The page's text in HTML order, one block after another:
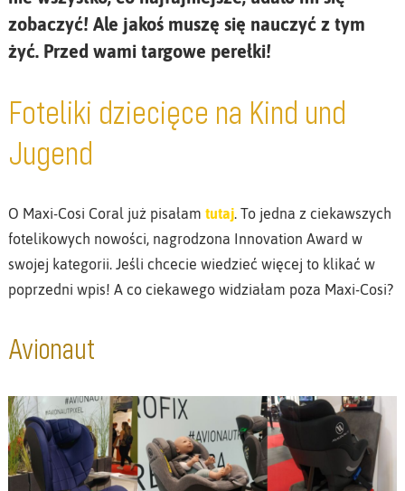
zobaczyć! Ale jakoś muszę się nauczyć z tym
żyć. Przed wami targowe perełki!
Foteliki dziecięce na Kind und
Jugend
O Maxi-Cosi Coral już pisałam tutaj. To jedna z ciekawszych
fotelikowych nowości, nagrodzona Innovation Award w
swojej kategorii. Jeśli chcecie wiedzieć więcej to klikać w
poprzedni wpis! A co ciekawego widziałam poza Maxi-Cosi?
Avionaut